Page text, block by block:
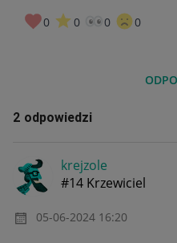
0 0 0 0
2 odpowiedzi
krejzole
#14 Krzewiciel
‎05-06-2024 16:20